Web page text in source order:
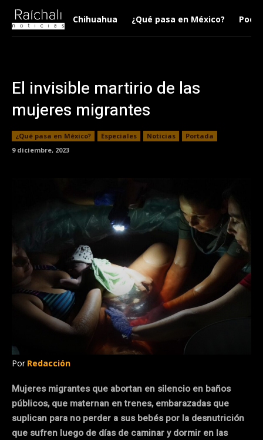
Chihuahua ¿Qué pasa en México?
El invisible martirio de las
mujeres migrantes
¿Qué pasa en México? Especiales Noticias
Portada
9 diciembre, 2023
Por Redacción
Mujeres migrantes que abortan en silencio en baños
públicos, que maternan en trenes, embarazadas que
suplican para no perder a sus bebés por la desnutrición
que sufren luego de días de caminar y dormir en las